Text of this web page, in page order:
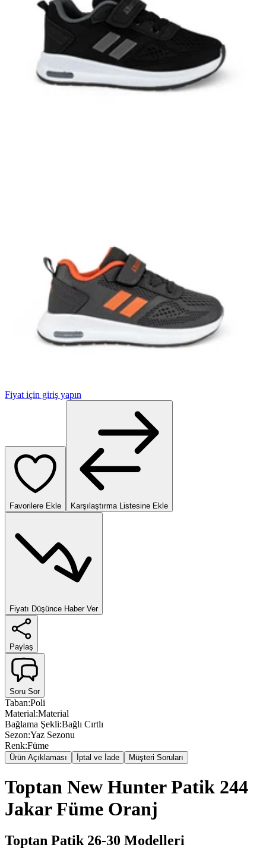
Fiyat için giriş yapın
Favorilere Ekle Karşılaştırma Listesine Ekle
Fiyatı Düşünce Haber Ver
Paylaş
Soru Sor
Taban:Poli
Material:Material
Bağlama Şekli:Bağlı Cırtlı
Sezon:Yaz Sezonu
Renk:Füme
Ürün Açıklaması İptal ve İade Müşteri Soruları
Toptan New Hunter Patik 244
Jakar Füme Oranj
Toptan Patik 26-30 Modelleri